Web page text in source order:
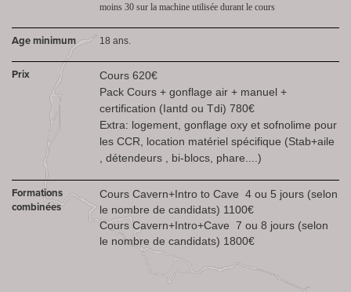
moins 30 sur la machine utilisée durant le cours
Age minimum 18 ans.
Prix
Cours 620€
Pack Cours + gonflage air + manuel +
certification (Iantd ou Tdi) 780€
Extra: logement, gonflage oxy et sofnolime pour
les CCR, location matériel spécifique (Stab+aile
, détendeurs , bi-blocs, phare....)
Formations
combinées
Cours Cavern+Intro to Cave 4 ou 5 jours (selon
le nombre de candidats) 1100€
Cours Cavern+Intro+Cave 7 ou 8 jours (selon
le nombre de candidats) 1800€